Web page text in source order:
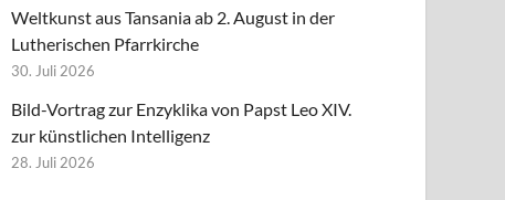
Weltkunst aus Tansania ab 2. August in der
Lutherischen Pfarrkirche
30. Juli 2026
Bild-Vortrag zur Enzyklika von Papst Leo XIV.
zur künstlichen Intelligenz
28. Juli 2026